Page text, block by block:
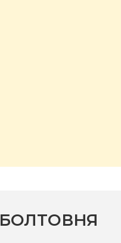
БОЛТОВНЯ